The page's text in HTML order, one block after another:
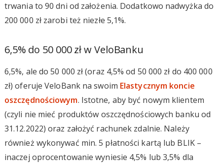
trwania to 90 dni od założenia. Dodatkowo nadwyżka do
200 000 zł zarobi też niezłe 5,1%.
6,5% do 50 000 zł w VeloBanku
6,5%, ale do 50 000 zł (oraz 4,5% od 50 000 zł do 400 000
zł) oferuje VeloBank na swoim Elastycznym koncie
oszczędnościowym. Istotne, aby być nowym klientem
(czyli nie mieć produktów oszczędnościowych banku od
31.12.2022) oraz założyć rachunek zdalnie. Należy
również wykonywać min. 5 płatności kartą lub BLIK –
inaczej oprocentowanie wyniesie 4,5% lub 3,5% dla